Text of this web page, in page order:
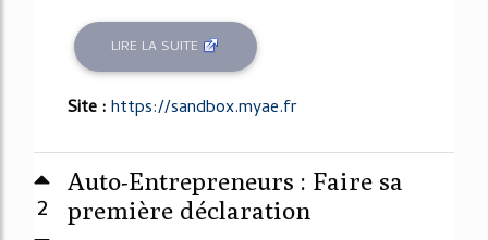
LIRE LA SUITE
Site :https://sandbox.myae.fr
2
Auto-Entrepreneurs : Faire sa
première déclaration